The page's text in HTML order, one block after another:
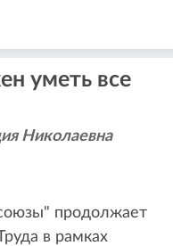
уметь все
Николаевна
продолжает
в рамках